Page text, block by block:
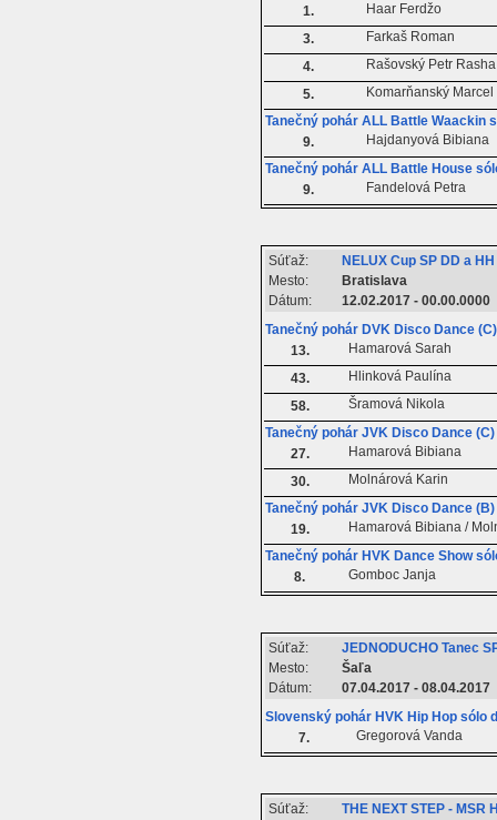
1.
Haar Ferdžo
3.
Farkaš Roman
4.
Rašovský Petr Rasha
5.
Komarňanský Marcel
Tanečný pohár ALL Battle Waackin
9.
Hajdanyová Bibiana
Tanečný pohár ALL Battle House
9.
Fandelová Petra
Súťaž:
NELUX Cup SP DD a HH
Mesto:
Bratislava
Dátum:
12.02.2017 - 00.00.0000
Tanečný pohár DVK Disco Dance
13.
Hamarová Sarah
43.
Hlinková Paulína
58.
Šramová Nikola
Tanečný pohár JVK Disco Dance
27.
Hamarová Bibiana
30.
Molnárová Karin
Tanečný pohár JVK Disco Dance
19.
Hamarová Bibiana /
Tanečný pohár HVK Dance Show
8.
Gomboc Janja
Súťaž:
JEDNODUCHO Tanec
Mesto:
Šaľa
Dátum:
07.04.2017 - 08.04.2017
Slovenský pohár HVK Hip Hop sólo
7.
Gregorová Vanda
Súťaž:
THE NEXT STEP - MSR